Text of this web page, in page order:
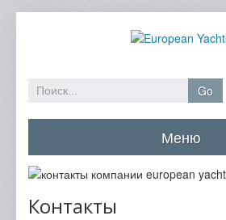
Go
Меню
Главная
Каталог яхт
Контакты